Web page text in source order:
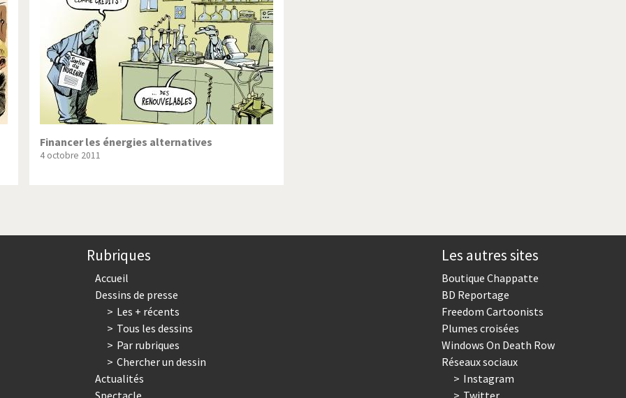
virus Pot-pourri
Trump II
Financer les énergies alternatives
4 octobre 2011
Rubriques
Accueil
Dessins de presse
Les + récents
Tous les dessins
Par rubriques
Chercher un dessin
Actualités
Spectacle
Les autres sites
Boutique Chappatte
BD Reportage
Freedom Cartoonists
Plumes croisées
Windows On Death Row
Réseaux sociaux
Instagram
Twitter